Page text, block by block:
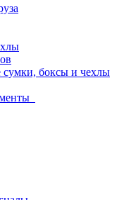
боксы и чехлы